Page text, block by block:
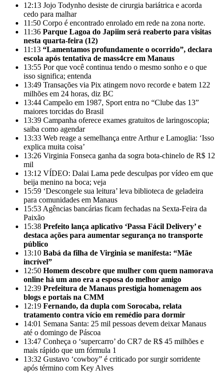
12:13 Jojo Todynho desiste de cirurgia bariátrica e acorda
cedo para malhar
11:50 Corpo é encontrado enrolado em rede na zona norte.
11:36 Parque Lagoa do Japiim será reaberto para visitas
nesta quarta-feira (12)
11:13 “Lamentamos profundamente o ocorrido”, declara
escola após tentativa de mass4cre em Manaus
13:55 Por que você continua tendo o mesmo sonho e o que
isso significa; entenda
13:49 Transações via Pix atingem novo recorde e batem 122
milhões em 24 horas, diz BC
13:44 Campeão em 1987, Sport entra no “Clube das 13”
maiores torcidas do Brasil
13:39 Campanha oferece exames gratuitos de laringoscopia;
saiba como agendar
13:33 Web reage a semelhança entre Arthur e Lamoglia: ‘Isso
explica muita coisa’
13:26 Virginia Fonseca ganha da sogra bota-chinelo de R$ 12
mil
13:12 VÍDEO: Dalai Lama pede desculpas por vídeo em que
beija menino na boca; veja
15:59 ‘Descongele sua leitura’ leva biblioteca de geladeira
para comunidades em Manaus
15:53 Agências bancárias ficam fechadas na Sexta-Feira da
Paixão
15:38 Prefeito lança aplicativo ‘Passa Fácil Delivery’ e
destaca ações para aumentar segurança no transporte
público
13:10 Babá da filha de Virginia se manifesta: “Mãe
incrível”
12:50 Homem descobre que mulher com quem namorava
online há um ano era a esposa do melhor amigo
12:39 Prefeitura de Manaus prestigia homenagem aos
blogs e portais na CMM
12:19 Fernando, da dupla com Sorocaba, relata
tratamento contra vício em remédio para dormir
14:01 Semana Santa: 25 mil pessoas devem deixar Manaus
até o domingo de Páscoa
13:47 Conheça o ‘supercarro’ do CR7 de R$ 45 milhões e
mais rápido que um fórmula 1
13:32 Gustavo ‘cowboy” é criticado por surgir sorridente
após término com Key Alves